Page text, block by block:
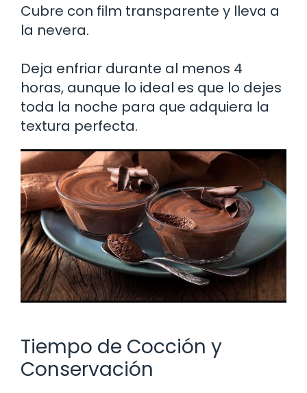
Cubre con film transparente y lleva a
la nevera.
Deja enfriar durante al menos 4
horas, aunque lo ideal es que lo dejes
toda la noche para que adquiera la
textura perfecta.
Tiempo de Cocción y
Conservación